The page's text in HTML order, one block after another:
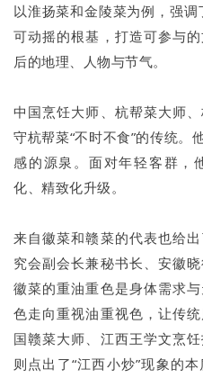
以淮扬菜和金陵菜为例，强调
可动摇的根基，打造可参与
后的地理、人物与节气。
中国烹饪大师、杭帮菜大师
守杭帮菜“不时不食”的传统。
感的源泉。面对年轻客群，
化、精致化升级。
来自徽菜和赣菜的代表也给
究会副会长兼秘书长、安徽
徽菜的重油重色是身体需求
色走向重视油重视色，让传
国赣菜大师、江西王学文烹
则点出了“江西小炒”现象的